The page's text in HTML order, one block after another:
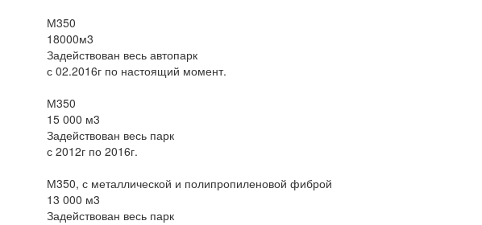
М350
18000м3
Задействован весь автопарк
с 02.2016г по настоящий момент.
М350
15 000 м3
Задействован весь парк
с 2012г по 2016г.
М350, с металлической и полипропиленовой фиброй
13 000 м3
Задействован весь парк